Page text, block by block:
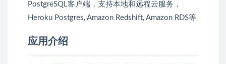
PostgreSQL客户端，支持本地和远程云服务，
Heroku Postgres, Amazon Redshift, Amazon RDS等
应用介绍